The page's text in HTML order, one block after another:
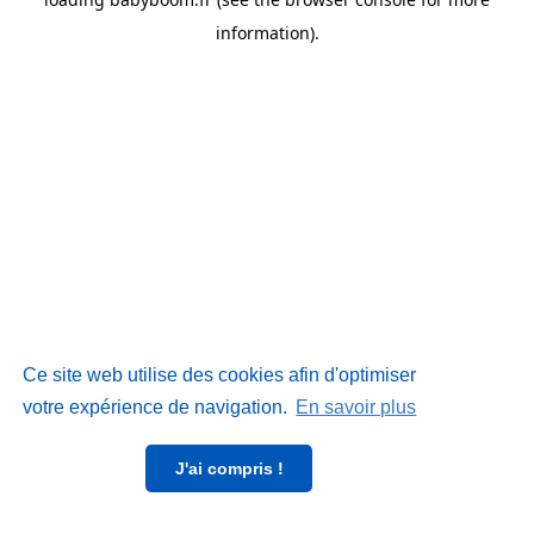
Ce site web utilise des cookies afin d'optimiser
votre expérience de navigation. En savoir plus
J'ai compris !
information).